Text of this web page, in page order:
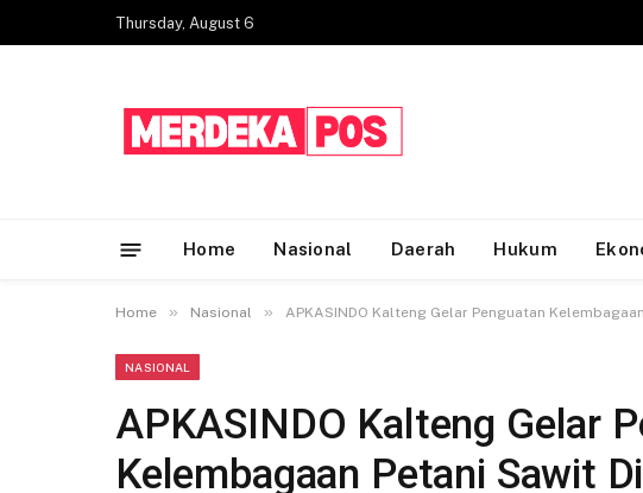
Thursday, August 6
Home Nasional Daerah Hukum
Home » Nasional » APKASINDO Kalteng Gelar Penguatan
NASIONAL
APKASINDO Kalteng Gelar
Kelembagaan Petani Sawit